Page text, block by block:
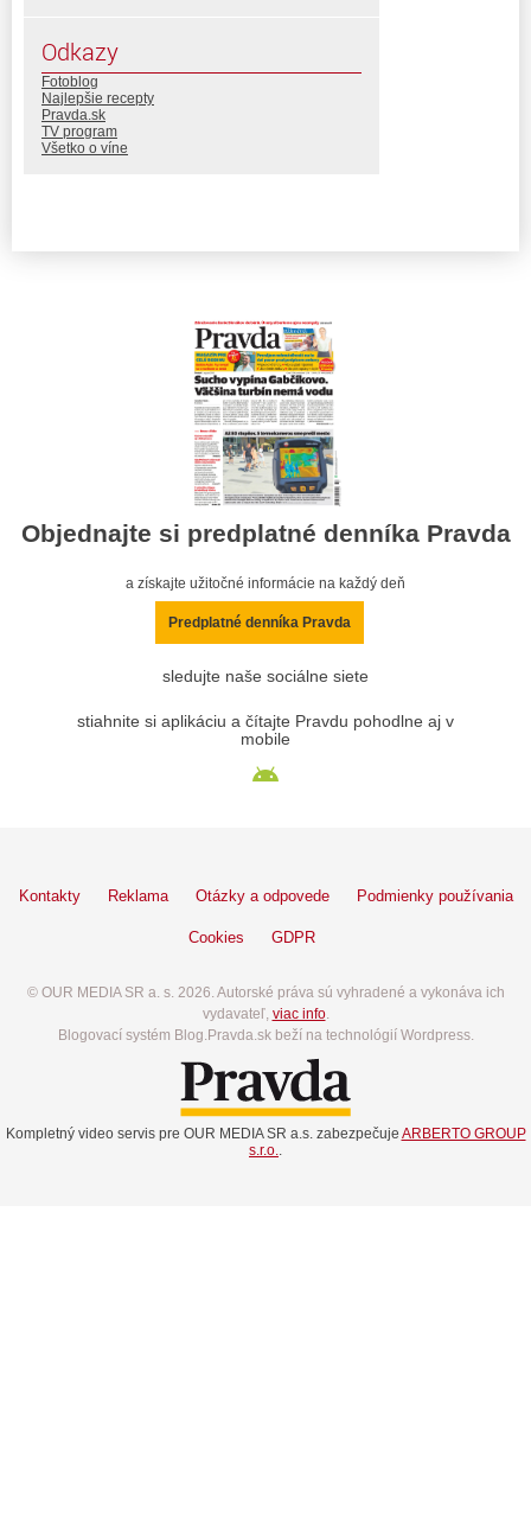
Odkazy
Fotoblog
Najlepšie recepty
Pravda.sk
TV program
Všetko o víne
Objednajte si predplatné denníka Pravda
a získajte užitočné informácie na každý deň
Predplatné denníka Pravda
sledujte naše sociálne siete
stiahnite si aplikáciu a čítajte Pravdu pohodlne aj v
mobile
Kontakty Reklama Otázky a odpovede Podmienky používania
Cookies GDPR
© OUR MEDIA SR a. s. 2026. Autorské práva sú vyhradené a vykonáva ich
vydavateľ, viac info.
Blogovací systém Blog.Pravda.sk beží na technológií Wordpress.
Kompletný video servis pre OUR MEDIA SR a.s. zabezpečuje ARBERTO GROUP
s.r.o..